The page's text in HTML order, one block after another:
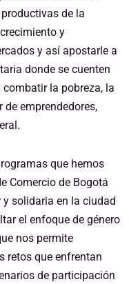
de la
y
y así apostarle a
donde se cuenten
la pobreza, la
emprendedores,
que hemos
Comercio de Bogotá
solidaria en la ciudad
el enfoque de género
nos permite
retos que enfrentan
de participación